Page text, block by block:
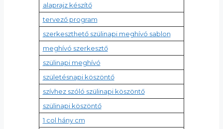
alaprajz készítő
tervező program
szerkeszthető szülinapi meghívó sablon
meghívó szerkesztő
szülinapi meghívó
születésnapi köszöntő
szívhez szóló szülinapi köszöntő
szülinapi köszöntő
1 col hány cm